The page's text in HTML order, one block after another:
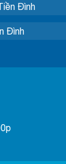
Đình
Đình